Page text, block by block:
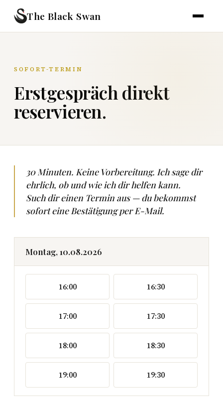
The Black Swan
SOFORT-TERMIN
Erstgespräch direkt
reservieren.
30 Minuten. Keine Vorbereitung. Ich sage dir
ehrlich, ob und wie ich dir helfen kann.
Such dir einen Termin aus — du bekommst
sofort eine Bestätigung per E-Mail.
Montag, 10.08.2026
16:00 16:30
17:00 17:30
18:00 18:30
19:00 19:30